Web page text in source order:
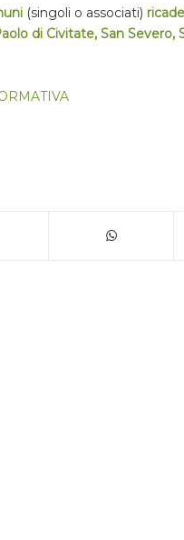
(singoli o associati)
di Civitate, San Severo,